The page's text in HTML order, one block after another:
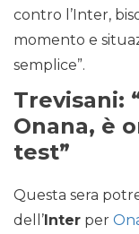
contro l’Inter,
momento e
semplice”.
Trevisani:
Onana, è
test”
Questa sera
dell’Inter per